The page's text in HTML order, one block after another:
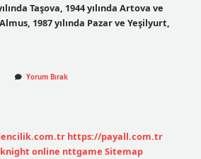
Taşova, 1944 yılında Artova ve
1987 yılında Pazar ve Yeşilyurt,
Yorum Bırak
https://payall.com.tr
knight online nttgame Sitemap